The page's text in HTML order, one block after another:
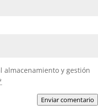
almacenamiento y gestión
Enviar comentario